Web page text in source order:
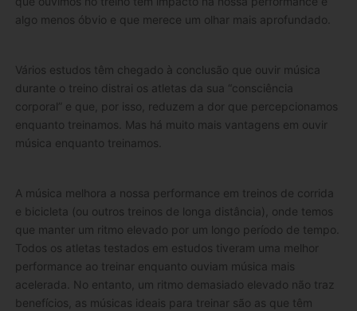
algo menos óbvio e que merece um olhar mais aprofundado.
Vários estudos têm chegado à conclusão que ouvir música
durante o treino distrai os atletas da sua “consciência
corporal” e que, por isso, reduzem a dor que percepcionamos
enquanto treinamos. Mas há muito mais vantagens em ouvir
música enquanto treinamos.
A música melhora a nossa performance em treinos de corrida
e bicicleta (ou outros treinos de longa distância), onde temos
que manter um ritmo elevado por um longo período de tempo.
Todos os atletas testados em estudos tiveram uma melhor
performance ao treinar enquanto ouviam música mais
acelerada. No entanto, um ritmo demasiado elevado não traz
benefícios, as músicas ideais para treinar são as que têm